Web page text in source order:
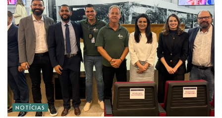
NOTÍCIAS